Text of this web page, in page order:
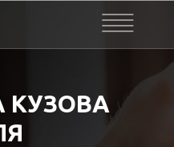
КУЗОВА